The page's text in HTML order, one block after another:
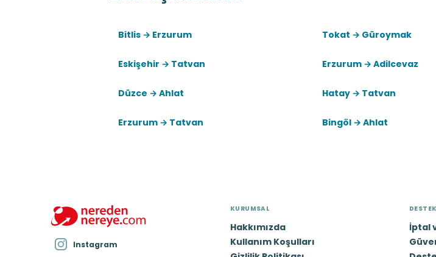
Bitlis → Erzurum Tokat → Güroymak
Eskişehir → Tatvan Erzurum → Adilcevaz
Düzce → Ahlat Hatay → Tatvan
Erzurum → Tatvan Bingöl → Ahlat
Instagram
KURUMSAL
Hakkımızda
Kullanım Koşulları
DESTEK
İptal